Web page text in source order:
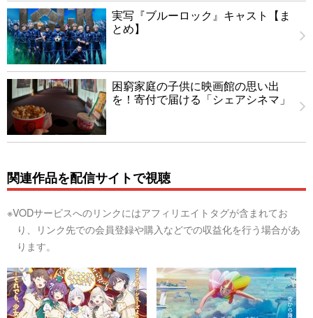
実写『ブルーロック』キャスト【ま
とめ】
困窮家庭の子供に映画館の思い出
を！寄付で届ける「シェアシネマ」
関連作品を配信サイトで視聴
※VODサービスへのリンクにはアフィリエイトタグが含まれてお
り、リンク先での会員登録や購入などでの収益化を行う場合があ
ります。